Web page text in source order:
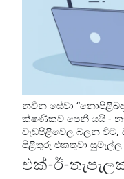
නවීන සේවා “නොපිළිබඳ
ක්ෂණිකව පෙනී යයි -
වැඩපිළිවෙල බලන විට,
පිළිතුරු එකතුවා සුමැල්ල
එක්-ඊ-